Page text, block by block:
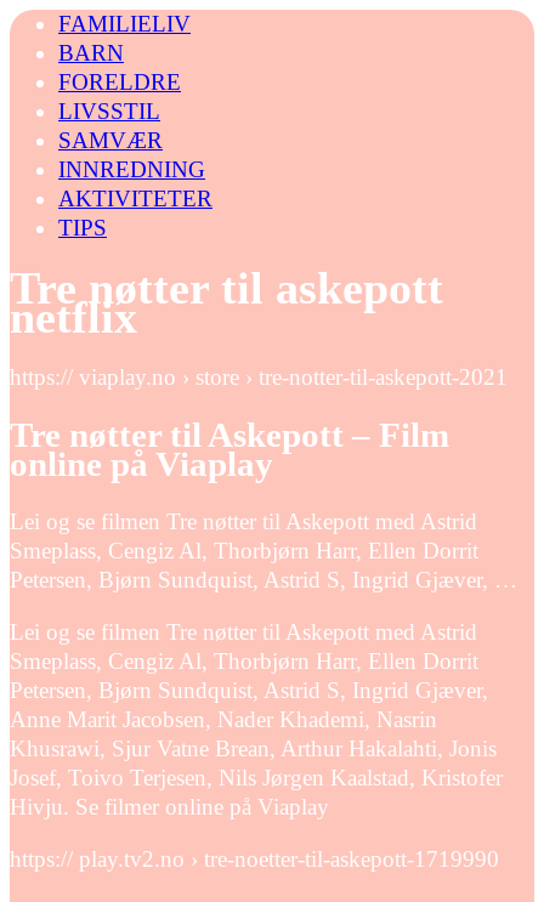
FAMILIELIV
BARN
FORELDRE
LIVSSTIL
SAMVÆR
INNREDNING
AKTIVITETER
TIPS
Tre nøtter til askepott
netflix
https:// viaplay.no › store › tre-notter-til-askepott-2021
Tre nøtter til Askepott – Film
online på Viaplay
Lei og se filmen Tre nøtter til Askepott med Astrid
Smeplass, Cengiz Al, Thorbjørn Harr, Ellen Dorrit
Petersen, Bjørn Sundquist, Astrid S, Ingrid Gjæver, …
Lei og se filmen Tre nøtter til Askepott med Astrid
Smeplass, Cengiz Al, Thorbjørn Harr, Ellen Dorrit
Petersen, Bjørn Sundquist, Astrid S, Ingrid Gjæver,
Anne Marit Jacobsen, Nader Khademi, Nasrin
Khusrawi, Sjur Vatne Brean, Arthur Hakalahti, Jonis
Josef, Toivo Terjesen, Nils Jørgen Kaalstad, Kristofer
Hivju. Se filmer online på Viaplay
https:// play.tv2.no › tre-noetter-til-askepott-1719990